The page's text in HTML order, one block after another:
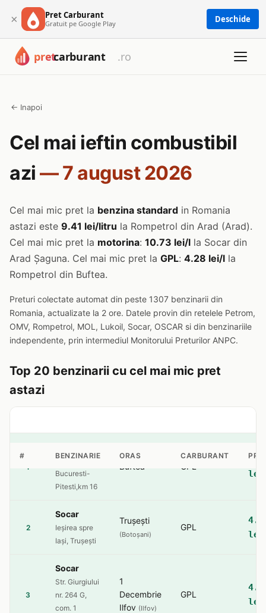
× Pret Carburant
Gratuit pe Google Play Deschide
← Inapoi
Cel mai ieftin combustibil
azi — 7 august 2026
Cel mai mic pret la benzina standard in Romania
astazi este 9.41 lei/litru la Rompetrol din Arad (Arad).
Cel mai mic pret la motorina: 10.73 lei/l la Socar din
Arad Șaguna. Cel mai mic pret la GPL: 4.28 lei/l la
Rompetrol din Buftea.
Preturi colectate automat din peste 1307 benzinarii din
Romania, actualizate la 2 ore. Datele provin din retelele Petrom,
OMV, Rompetrol, MOL, Lukoil, Socar, OSCAR si din benzinariile
independente, prin intermediul Monitorului Preturilor ANPC.
Top 20 benzinarii cu cel mai mic pret
astazi
# BENZINARIE ORAS CARBURANT
1
sos.
Bucuresti-
Pitesti,km 16
Buftea GPL
2
Socar
Ieșirea spre
Iași, Trușești
Trușești
(Botoșani)
GPL
3
Socar
Str. Giurgiului
nr. 264 G,
com. 1
1
Decembrie
Ilfov (Ilfov)
GPL